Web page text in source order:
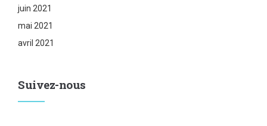
juin 2021
mai 2021
avril 2021
Suivez-nous